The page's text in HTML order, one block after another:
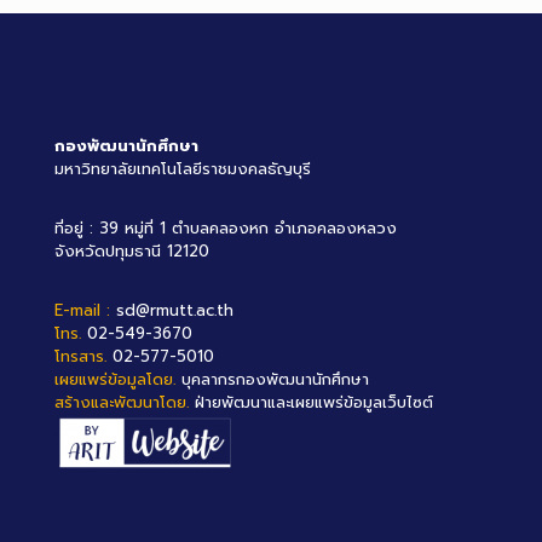
กองพัฒนานักศึกษา
มหาวิทยาลัยเทคโนโลยีราชมงคลธัญบุรี
ที่อยู่ : 39 หมู่ที่ 1 ตำบลคลองหก อำเภอคลองหลวง
จังหวัดปทุมธานี 12120
E-mail : sd@rmutt.ac.th
โทร. 02-549-3670
โทรสาร. 02-577-5010
เผยแพร่ข้อมูลโดย. บุคลากรกองพัฒนานักศึกษา
สร้างและพัฒนาโดย. ฝ่ายพัฒนาและเผยแพร่ข้อมูลเว็บไซต์